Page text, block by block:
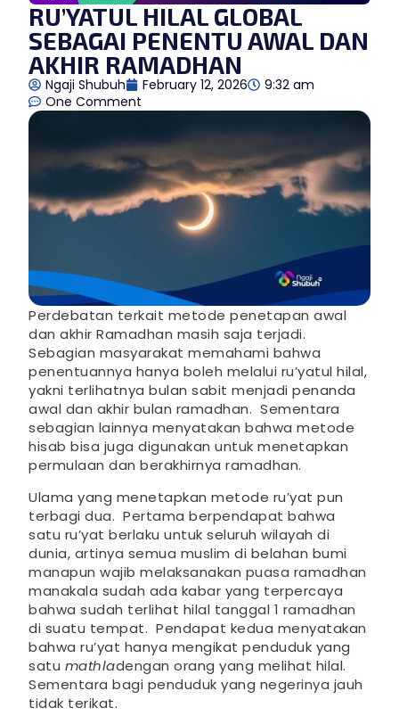
RU’YATUL HILAL GLOBAL
SEBAGAI PENENTU AWAL DAN
AKHIR RAMADHAN
Ngaji Shubuh February 12, 2026
9:32 am
One Comment
Perdebatan terkait metode penetapan awal
dan akhir Ramadhan masih saja terjadi.
Sebagian masyarakat memahami bahwa
penentuannya hanya boleh melalui ru’yatul hilal,
yakni terlihatnya bulan sabit menjadi penanda
awal dan akhir bulan ramadhan. Sementara
sebagian lainnya menyatakan bahwa metode
hisab bisa juga digunakan untuk menetapkan
permulaan dan berakhirnya ramadhan.
Ulama yang menetapkan metode ru’yat pun
terbagi dua. Pertama berpendapat bahwa
satu ru’yat berlaku untuk seluruh wilayah di
dunia, artinya semua muslim di belahan bumi
manapun wajib melaksanakan puasa ramadhan
manakala sudah ada kabar yang terpercaya
bahwa sudah terlihat hilal tanggal 1 ramadhan
di suatu tempat. Pendapat kedua menyatakan
bahwa ru’yat hanya mengikat penduduk yang
satu mathladengan orang yang melihat hilal.
Sementara bagi penduduk yang negerinya jauh
tidak terikat.